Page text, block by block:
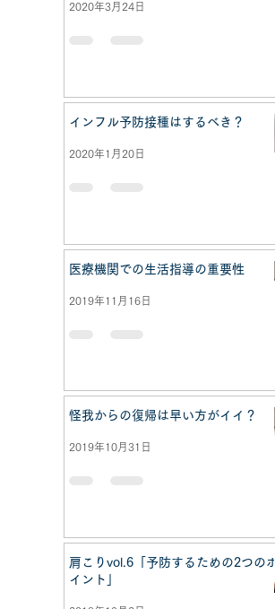
2020年3月24日
インフル予防接種はするべき？
2020年1月20日
医療機関での生活指導の重要性
2019年11月16日
怪我からの復帰は早い方がイイ？
2019年10月31日
肩こりvol.6「予防するための2つのポ
イント」